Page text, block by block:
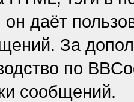
он даёт
За
по
сообщений.